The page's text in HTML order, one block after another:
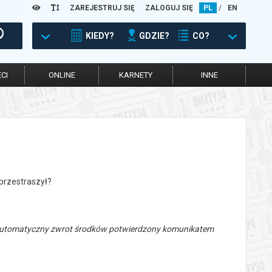
ZAREJESTRUJ SIĘ ZALOGUJ SIĘ PL / EN
KIEDY? GDZIE? CO?
ONLINE KARNETY INNE
zwrot środków potwierdzony komunikatem